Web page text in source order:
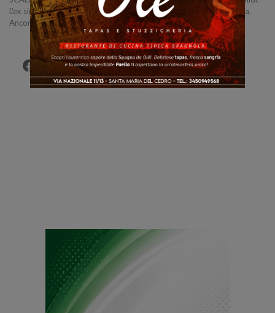
L'ex sindaco di Scalea Mario Russo è stato arrestato questa mattina.
Ancora non si conoscono i dettagli.
Facebook
Twitter